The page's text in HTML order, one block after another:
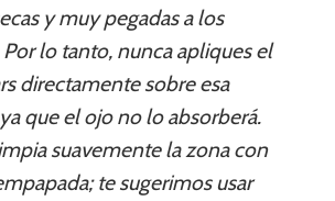
y muy pegadas a los
lo tanto, nunca apliques el
directamente sobre esa
que el ojo no lo absorberá.
suavemente la zona con
te sugerimos usar